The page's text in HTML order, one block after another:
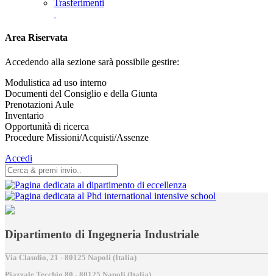
Trasferimenti
Area Riservata
Accedendo alla sezione sarà possibile gestire:
Modulistica ad uso interno
Documenti del Consiglio e della Giunta
Prenotazioni Aule
Inventario
Opportunità di ricerca
Procedure Missioni/Acquisti/Assenze
Accedi
Dipartimento di Ingegneria Industriale
Via Claudio, 21 - 80125 Napoli (Italia)